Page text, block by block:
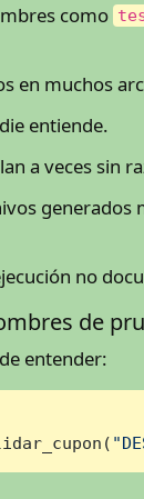
como
en muchos
entiende.
a veces sin
generados
no
de
entender: